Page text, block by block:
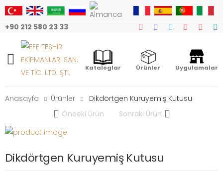
+90 212 580 23 33
Mobile MenuKataloglar Ürünler Uygulamalar
Anasayfa Ürünler
Dikdörtgen Kuruyemiş Kutusu
Önceki Ürün
Sonraki Ürün
Dikdörtgen Kuruyemiş Kutusu